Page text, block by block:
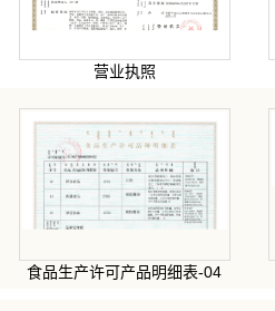
营业执照
食品生产许可产品明细表-04